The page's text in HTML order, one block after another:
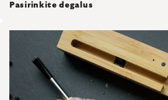
Pasirinkite degalus